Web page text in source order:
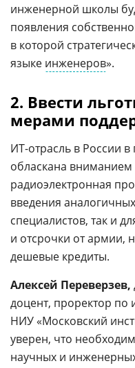
инженерной школы
появления
в которой
языке инженеров».
2. Ввести
мерами
ИТ-отрасль в России
обласкана вниманием
радиоэлектронная
введения
специалистов, так и
и отсрочки от армии,
дешевые кредиты.
Алексей Переверзев,
доцент, проректор
НИУ «Московский
уверен, что
научных и